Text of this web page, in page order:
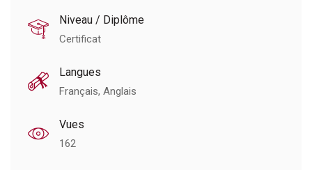
Niveau / Diplôme
Certificat
Langues
Français, Anglais
Vues
162